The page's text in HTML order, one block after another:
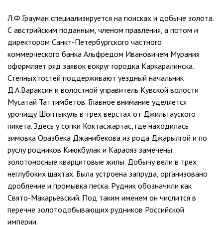
Л.Ф.Грауман специализируется на поисках и добыче золота.
С австрийским поданным, членом правления, а потом и
директором Санкт-Петербургского частного
коммерческого банка Альфредом Ивановичем Мурания
оформляет ряд заявок вокруг городка Каркаралинска.
Степных гостей поддерживают уездный начальник
Д.А.Вараксин и волостной управитель Кувской волости
Мусатай Таттимбетов. Главное внимание уделяется
урочищу Шоптыкуль в трех верстах от Джильтауского
пикета. Здесь у сопки Коктасжартас, где находилась
зимовка Оразбека Джанибекова из рода Джарылгой и по
руслу родников Киюкбулак и Караояз замечены
золотоносные кварцитовые жилы. Добычу вели в трех
неглубоких шахтах. Была устроена запруда, организовано
дробление и промывка песка. Рудник обозначили как
Свято-Макарьевский. Под таким именем он числится в
перечне золотодобывающих рудников Российской
империи.